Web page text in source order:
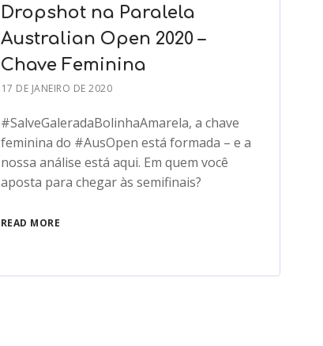
Dropshot na Paralela
Australian Open 2020 –
Chave Feminina
17 DE JANEIRO DE 2020
#SalveGaleradaBolinhaAmarela, a chave
feminina do #AusOpen está formada – e a
nossa análise está aqui. Em quem você
aposta para chegar às semifinais?
READ MORE